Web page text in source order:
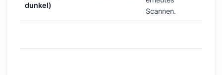
dunkel)
Scannen.